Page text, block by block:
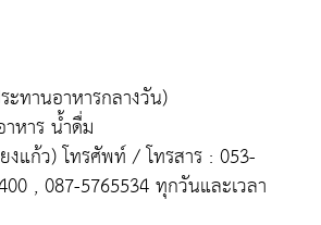
ทานอาหารกลางวัน)
หาร น้ำดื่ม
งแก้ว) โทรศัพท์ / โทรสาร : 053-
, 087-5765534 ทุกวันและเวลา